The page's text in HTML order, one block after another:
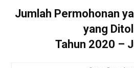
Jumlah Permohonan
yang
Tahun 2020 –